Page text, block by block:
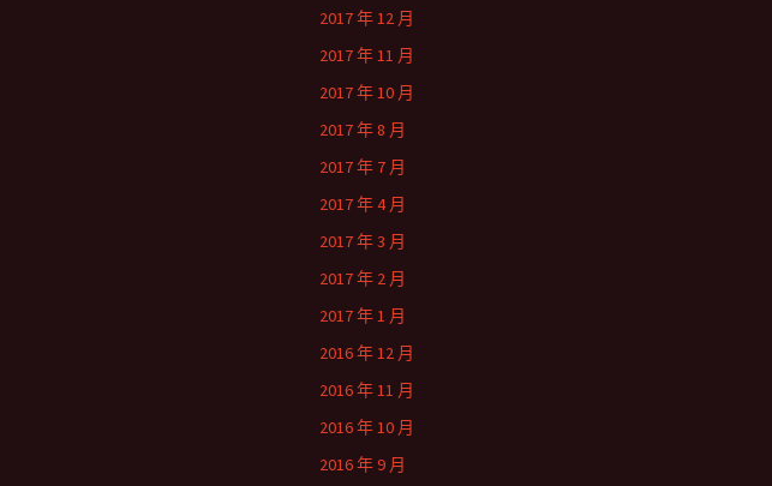
2017 年 12 月
2017 年 11 月
2017 年 10 月
2017 年 8 月
2017 年 7 月
2017 年 4 月
2017 年 3 月
2017 年 2 月
2017 年 1 月
2016 年 12 月
2016 年 11 月
2016 年 10 月
2016 年 9 月